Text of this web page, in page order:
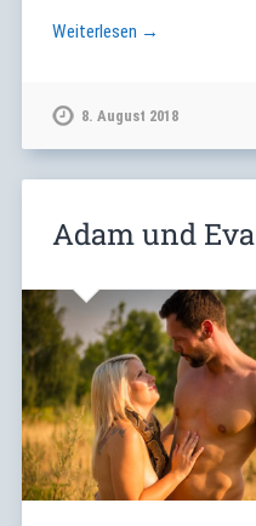
Weiterlesen →
8. August 2018
Adam und Eva